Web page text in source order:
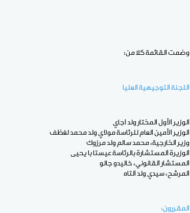
وضمت القائمة كلا من:
اللجنة التوجيهية العليا
الوزير الأول المختار ولد اجاي
الوزير الأمين العام للرئاسة مولاي ولد محمد لغظف
وزير الخارجية، محمد سالم ولد مرزوك
الوزيرة المستشارة بالرئاسة عيستا با يحيى
المستشار القانوني، خاليدو جالو
المرشح، سيدي ولد التاه
المقررون: